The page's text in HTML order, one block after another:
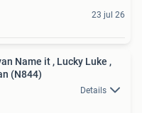
23 jul 26
Name it , Lucky Luke ,
(N844)
Details